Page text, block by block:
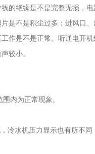
的绝缘是不是完整无损，
是不是积尘过多；进风口
作是不是正常。听通电开
较小。
内为正常现象。
水机压力显示也有所不